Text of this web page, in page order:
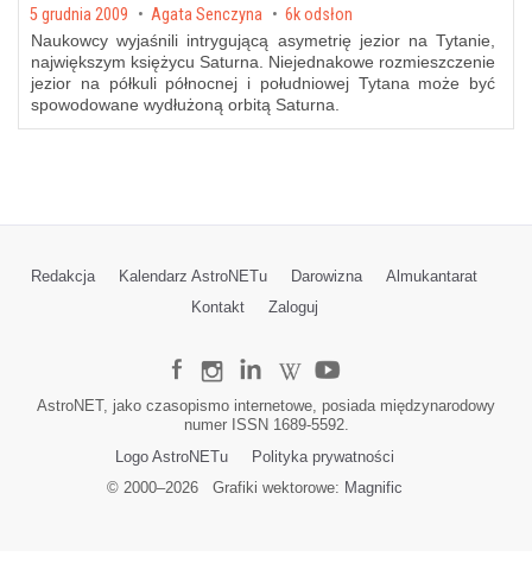
Posted on
5 grudnia 2009 by Agata Senczyna 6k odsłon
Naukowcy wyjaśnili intrygującą asymetrię jezior na Tytanie,
największym księżycu Saturna. Niejednakowe rozmieszczenie
jezior na półkuli północnej i południowej Tytana może być
spowodowane wydłużoną orbitą Saturna.
Redakcja Kalendarz AstroNETu Darowizna
Almukantarat
Kontakt
Zaloguj
AstroNET, jako czasopismo internetowe, posiada międzynarodowy
numer ISSN 1689-5592.
Logo AstroNETu
Polityka prywatności
© 2000–2026Grafiki wektorowe: Magnific